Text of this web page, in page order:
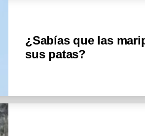
¿Sabías que las
sus patas?